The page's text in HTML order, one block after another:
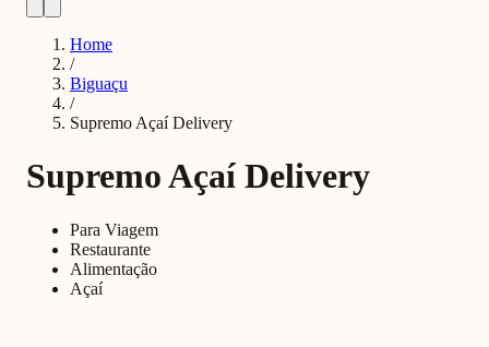
Home
/
Biguaçu
/
Supremo Açaí Delivery
Supremo Açaí Delivery
Para Viagem
Restaurante
Alimentação
Açaí